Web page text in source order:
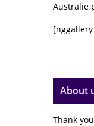
Australie
About
Thank